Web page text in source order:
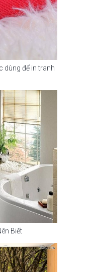
dùng để in tranh
Biết